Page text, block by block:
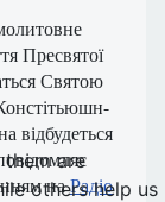
Пресвятої
Святою
відбудеться
наРадіо
them are
others help us